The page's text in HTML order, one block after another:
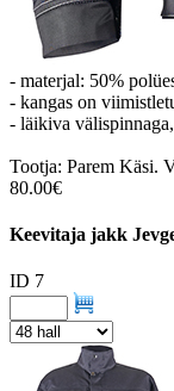
- materjal: 50%
- kangas on
- läikiva
Tootja: Parem Käsi.
80.00€
Keevitaja jakk
ID 7